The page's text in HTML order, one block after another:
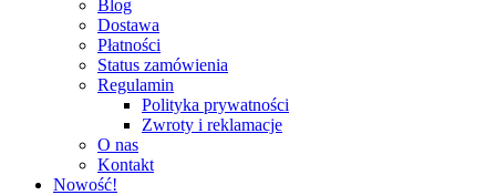
Blog
Dostawa
Płatności
Status zamówienia
Regulamin
Polityka prywatności
Zwroty i reklamacje
O nas
Kontakt
Nowość!